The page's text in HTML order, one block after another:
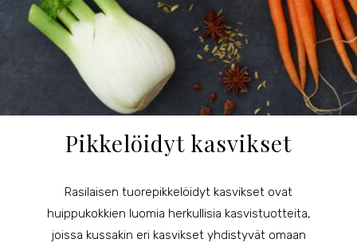
Pikkelöidyt kasvikset
Rasilaisen tuorepikkelöidyt kasvikset ovat
huippukokkien luomia herkullisia kasvistuotteita,
joissa kussakin eri kasvikset yhdistyvät omaan